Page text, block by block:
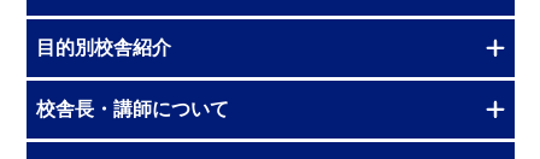
目的別校舎紹介
校舎長・講師について